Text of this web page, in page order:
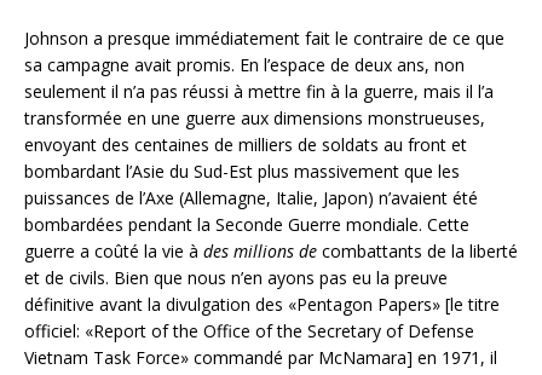
Johnson a presque immédiatement fait le contraire de ce que
sa campagne avait promis. En l’espace de deux ans, non
seulement il n’a pas réussi à mettre fin à la guerre, mais il l’a
transformée en une guerre aux dimensions monstrueuses,
envoyant des centaines de milliers de soldats au front et
bombardant l’Asie du Sud-Est plus massivement que les
puissances de l’Axe (Allemagne, Italie, Japon) n’avaient été
bombardées pendant la Seconde Guerre mondiale. Cette
guerre a coûté la vie à des millions de combattants de la liberté
et de civils. Bien que nous n’en ayons pas eu la preuve
définitive avant la divulgation des «Pentagon Papers» [le titre
officiel: «Report of the Office of the Secretary of Defense
Vietnam Task Force» commandé par McNamara] en 1971, il